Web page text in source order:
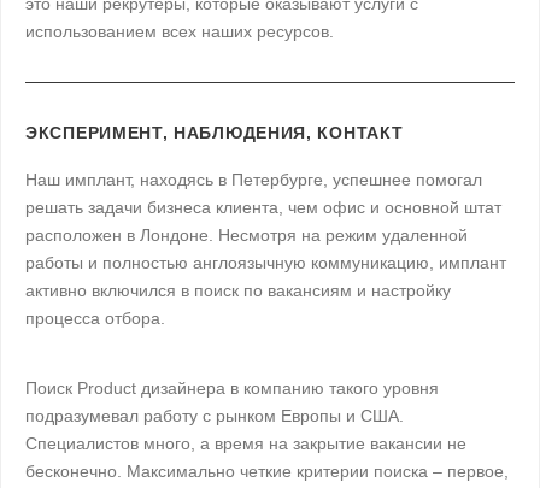
использованием всех наших ресурсов.
ЭКСПЕРИМЕНТ, НАБЛЮДЕНИЯ, КОНТАКТ
Наш имплант, находясь в Петербурге, успешнее помогал
решать задачи бизнеса клиента, чем офис и основной штат
расположен в Лондоне. Несмотря на режим удаленной
работы и полностью англоязычную коммуникацию, имплант
активно включился в поиск по вакансиям и настройку
процесса отбора.
Поиск Product дизайнера в компанию такого уровня
подразумевал работу с рынком Европы и США.
Специалистов много, а время на закрытие вакансии не
бесконечно. Максимально четкие критерии поиска – первое,